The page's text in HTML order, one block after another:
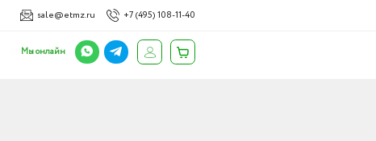
sale@etmz.ru +7 (495) 108-11-40
Мы онлайн